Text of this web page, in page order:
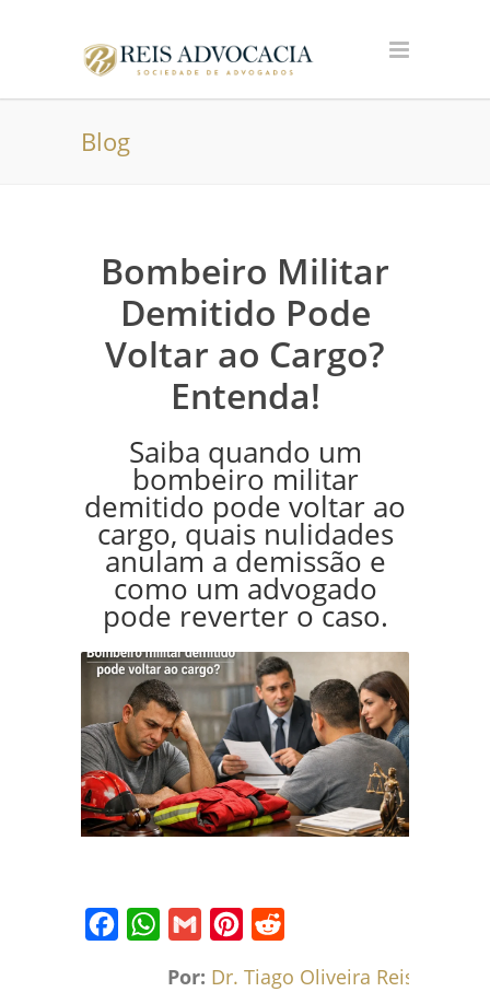
Blog
Bombeiro Militar
Demitido Pode
Voltar ao Cargo?
Entenda!
Saiba quando um
bombeiro militar
demitido pode voltar ao
cargo, quais nulidades
anulam a demissão e
como um advogado
pode reverter o caso.
Por: Dr. Tiago Oliveira Reis